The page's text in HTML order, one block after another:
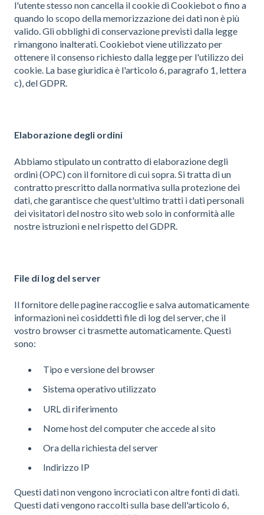
l'utente stesso non cancella il cookie di Cookiebot o fino a
quando lo scopo della memorizzazione dei dati non è più
valido. Gli obblighi di conservazione previsti dalla legge
rimangono inalterati. Cookiebot viene utilizzato per
ottenere il consenso richiesto dalla legge per l'utilizzo dei
cookie. La base giuridica è l'articolo 6, paragrafo 1, lettera
c), del GDPR.
Elaborazione degli ordini
Abbiamo stipulato un contratto di elaborazione degli
ordini (OPC) con il fornitore di cui sopra. Si tratta di un
contratto prescritto dalla normativa sulla protezione dei
dati, che garantisce che quest'ultimo tratti i dati personali
dei visitatori del nostro sito web solo in conformità alle
nostre istruzioni e nel rispetto del GDPR.
File di log del server
Il fornitore delle pagine raccoglie e salva automaticamente
informazioni nei cosiddetti file di log del server, che il
vostro browser ci trasmette automaticamente. Questi
sono:
Tipo e versione del browser
Sistema operativo utilizzato
URL di riferimento
Nome host del computer che accede al sito
Ora della richiesta del server
Indirizzo IP
Questi dati non vengono incrociati con altre fonti di dati.
Questi dati vengono raccolti sulla base dell'articolo 6,